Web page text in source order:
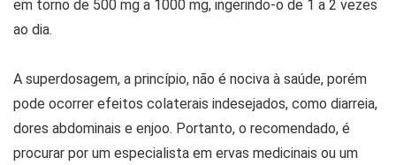
em torno de 500 mg a 1000 mg, ingerindo-o de 1 a 2 vezes
ao dia.
A superdosagem, a princípio, não é nociva à saúde, porém
pode ocorrer efeitos colaterais indesejados, como diarreia,
dores abdominais e enjoo. Portanto, o recomendado, é
procurar por um especialista em ervas medicinais ou um